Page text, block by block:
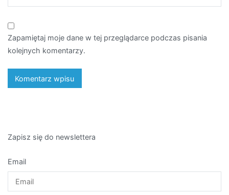
Zapamiętaj moje dane w tej przeglądarce podczas pisania
kolejnych komentarzy.
Zapisz się do newslettera
Email